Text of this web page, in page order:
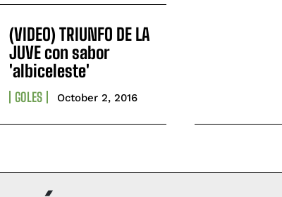
(VIDEO) TRIUNFO DE LA
JUVE con sabor
'albiceleste'
GOLES October 2, 2016